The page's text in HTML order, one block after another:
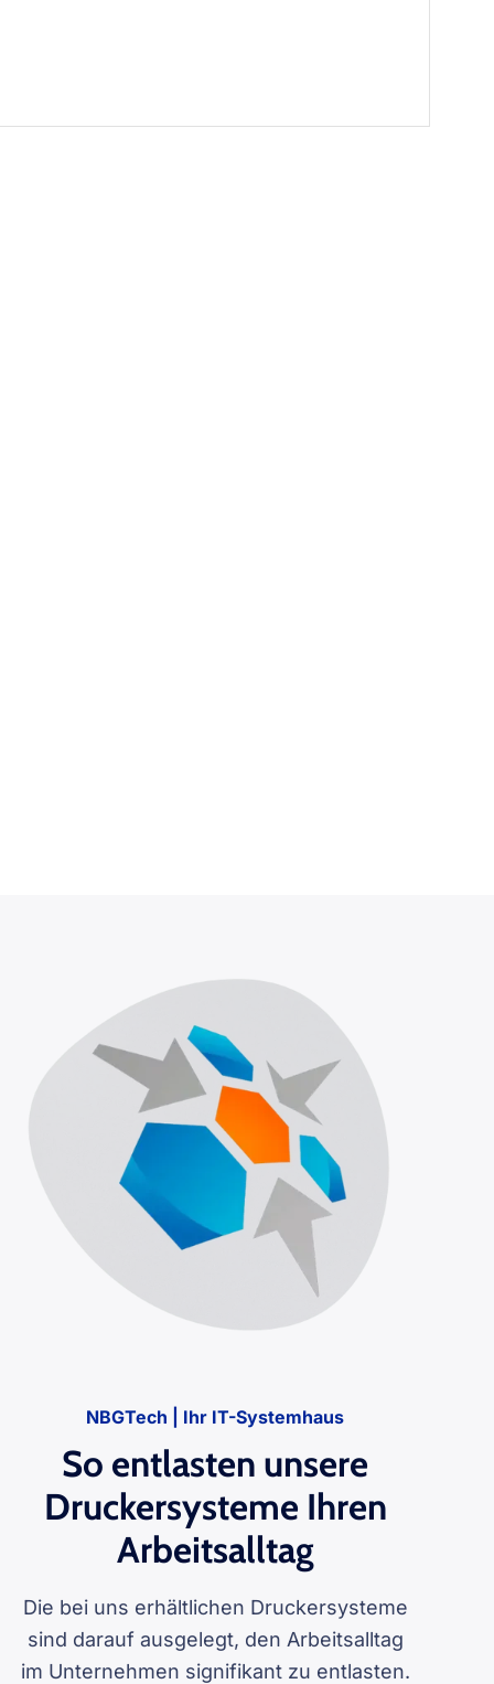
NBGTech | Ihr IT-Systemhaus
So entlasten unsere
Druckersysteme Ihren
Arbeitsalltag
Die bei uns erhältlichen Druckersysteme
sind darauf ausgelegt, den Arbeitsalltag
im Unternehmen signifikant zu entlasten.